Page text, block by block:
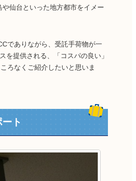
仙台といった地方都市をイメー
でありながら、受託手荷物が一
提供される、「コスパの良い」
ろなくご紹介したいと思いま
ト